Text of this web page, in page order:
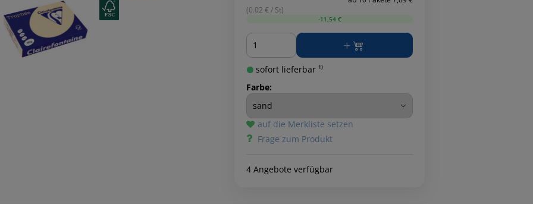
(0.02 € / St)
-11,54 €
Menge
sofort lieferbar ¹⁾
Farbe:
auf die Merkliste setzen
Frage zum Produkt
4 Angebote verfügbar